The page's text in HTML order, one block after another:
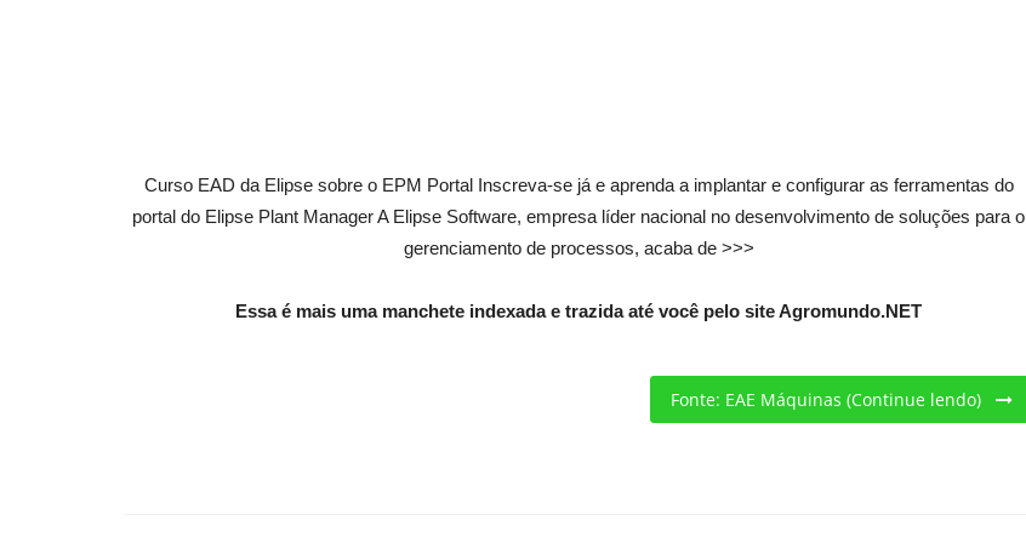
Curso EAD da Elipse sobre o EPM Portal Inscreva-se já e aprenda a implantar e configurar as ferramentas do
portal do Elipse Plant Manager A Elipse Software, empresa líder nacional no desenvolvimento de soluções para o
gerenciamento de processos, acaba de >>>
Essa é mais uma manchete indexada e trazida até você pelo site Agromundo.NET
Fonte: EAE Máquinas (Continue lendo)